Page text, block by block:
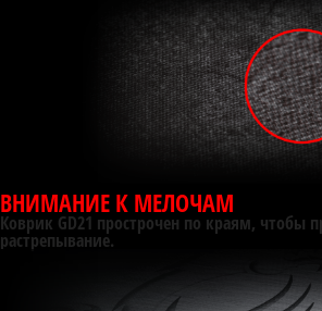
ВНИМАНИЕ К МЕЛОЧАМ
Коврик GD21 прострочен по краям, чтобы
растрепывание.